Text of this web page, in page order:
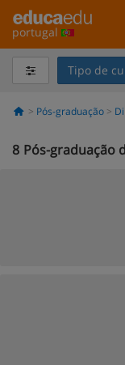
portugal
Tipo de
Pós-graduação
8 Pós-graduação